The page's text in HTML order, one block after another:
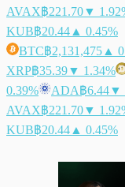
AVAX฿221.70▼
KUB฿20.44 ▲ 0.45%
BTC฿2,131,475 ▲
XRP฿35.39▼ 1.34%
0.39%
ADA฿6.44▼
AVAX฿221.70▼
KUB฿20.44 ▲ 0.45%